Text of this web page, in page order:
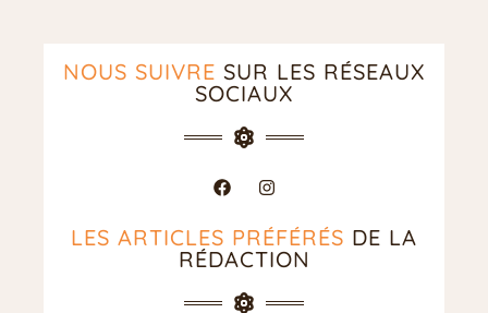
NOUS SUIVRE SUR LES RÉSEAUX
SOCIAUX
LES ARTICLES PRÉFÉRÉS DE LA
RÉDACTION